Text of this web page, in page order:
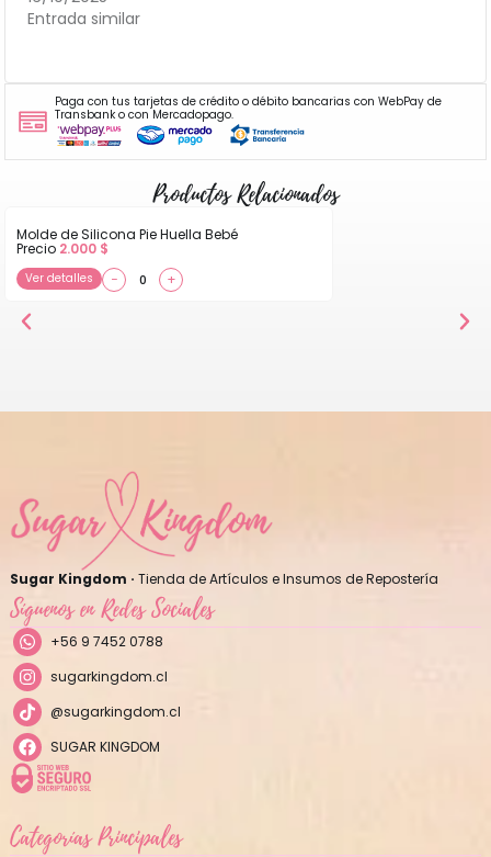
Entrada similar
Paga con tus tarjetas de crédito o débito bancarias con WebPay de
Transbank o con Mercadopago.
Productos Relacionados
Molde de Silicona Pie Huella Bebé
Precio 2.000 $
Ver detalles − +
Sugar Kingdom · Tienda de Artículos e Insumos de Repostería
Síguenos en Redes Sociales
+56 9 7452 0788
sugarkingdom.cl
@sugarkingdom.cl
SUGAR KINGDOM
Categorías Principales